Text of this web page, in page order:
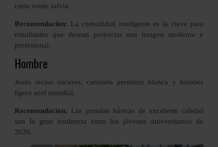
corta verde salvia.
Recomendación: La comodidad inteligente es la clave para
estudiantes que desean proyectar una imagen moderna y
profesional.
Hombre
Jeans rectos oscuros, camiseta premium blanca y bomber
ligera azul mundial.
Recomendación:
Las prendas básicas de excelente calidad
son la gran tendencia entre los jóvenes universitarios de
2026.